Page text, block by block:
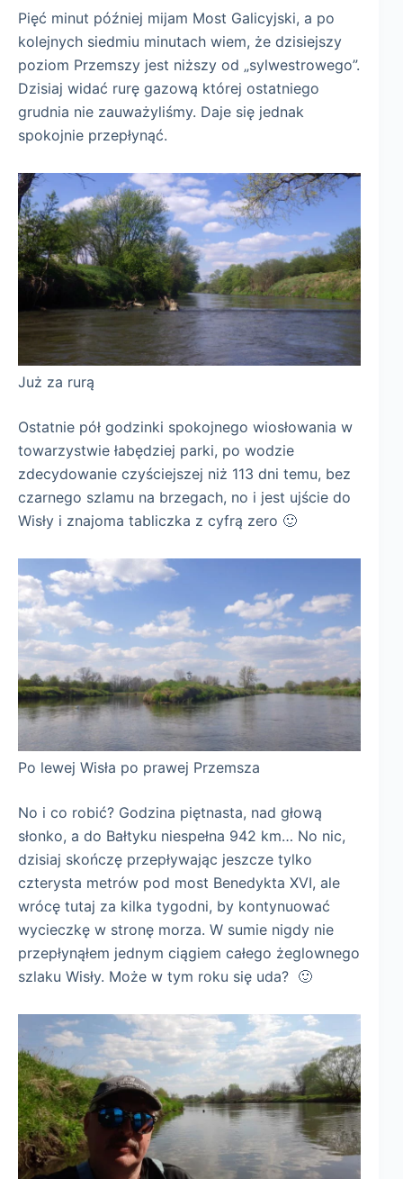
Pięć minut później mijam Most Galicyjski, a po
kolejnych siedmiu minutach wiem, że dzisiejszy
poziom Przemszy jest niższy od „sylwestrowego”.
Dzisiaj widać rurę gazową której ostatniego
grudnia nie zauważyliśmy. Daje się jednak
spokojnie przepłynąć.
Już za rurą
Ostatnie pół godzinki spokojnego wiosłowania w
towarzystwie łabędziej parki, po wodzie
zdecydowanie czyściejszej niż 113 dni temu, bez
czarnego szlamu na brzegach, no i jest ujście do
Wisły i znajoma tabliczka z cyfrą zero 🙂
Po lewej Wisła po prawej Przemsza
No i co robić? Godzina piętnasta, nad głową
słonko, a do Bałtyku niespełna 942 km… No nic,
dzisiaj skończę przepływając jeszcze tylko
czterysta metrów pod most Benedykta XVI, ale
wrócę tutaj za kilka tygodni, by kontynuować
wycieczkę w stronę morza. W sumie nigdy nie
przepłynąłem jednym ciągiem całego żeglownego
szlaku Wisły. Może w tym roku się uda? 🙂